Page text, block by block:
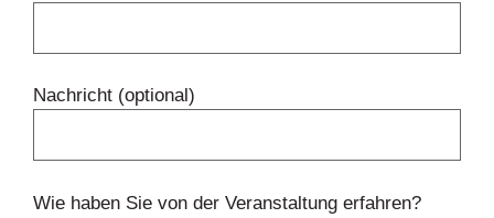
Nachricht (optional)
Wie haben Sie von der Veranstaltung erfahren?